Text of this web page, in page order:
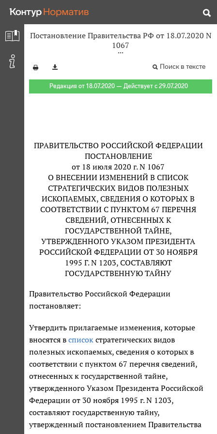
Постановление Правительства РФ от 18.07.2020 N
1067
Поиск в тексте
Редакция от 18.07.2020 — Действует с 29.07.2020
ПРАВИТЕЛЬСТВО РОССИЙСКОЙ ФЕДЕРАЦИИ
ПОСТАНОВЛЕНИЕ
от 18 июля 2020 г. N 1067
О ВНЕСЕНИИ ИЗМЕНЕНИЙ В СПИСОК
СТРАТЕГИЧЕСКИХ ВИДОВ ПОЛЕЗНЫХ
ИСКОПАЕМЫХ, СВЕДЕНИЯ О КОТОРЫХ В
СООТВЕТСТВИИ С ПУНКТОМ 67 ПЕРЕЧНЯ
СВЕДЕНИЙ, ОТНЕСЕННЫХ К
ГОСУДАРСТВЕННОЙ ТАЙНЕ,
УТВЕРЖДЕННОГО УКАЗОМ ПРЕЗИДЕНТА
РОССИЙСКОЙ ФЕДЕРАЦИИ ОТ 30 НОЯБРЯ
1995 Г. N 1203, СОСТАВЛЯЮТ
ГОСУДАРСТВЕННУЮ ТАЙНУ
Правительство Российской Федерации
постановляет:
Утвердить прилагаемые изменения, которые
вносятся в список стратегических видов
полезных ископаемых, сведения о которых в
соответствии с пунктом 67 перечня сведений,
отнесенных к государственной тайне,
утвержденного Указом Президента Российской
Федерации от 30 ноября 1995 г. N 1203,
составляют государственную тайну,
утвержденный постановлением Правительства